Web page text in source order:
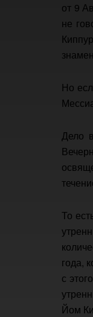
от 9
не
Но
Дело
То
года,
с
Йом